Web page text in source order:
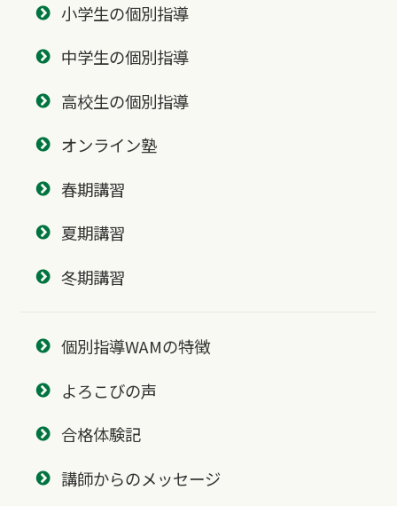
小学生の個別指導
中学生の個別指導
高校生の個別指導
オンライン塾
春期講習
夏期講習
冬期講習
個別指導WAMの特徴
よろこびの声
合格体験記
講師からのメッセージ